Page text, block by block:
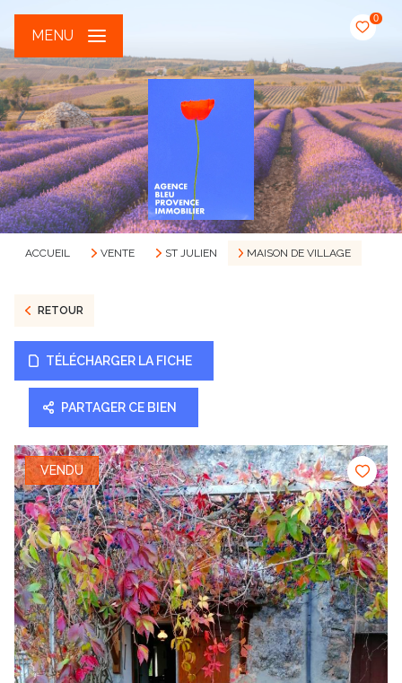
0
MENU
ACCUEIL VENTE ST JULIEN MAISON DE VILLAGE
RETOUR
TÉLÉCHARGER LA FICHE
PARTAGER CE BIEN
VENDU